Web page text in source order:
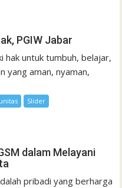
PGIW Jabar
hak untuk tumbuh, belajar,
yang aman, nyaman,
Slider
dalam Melayani
pribadi yang berharga